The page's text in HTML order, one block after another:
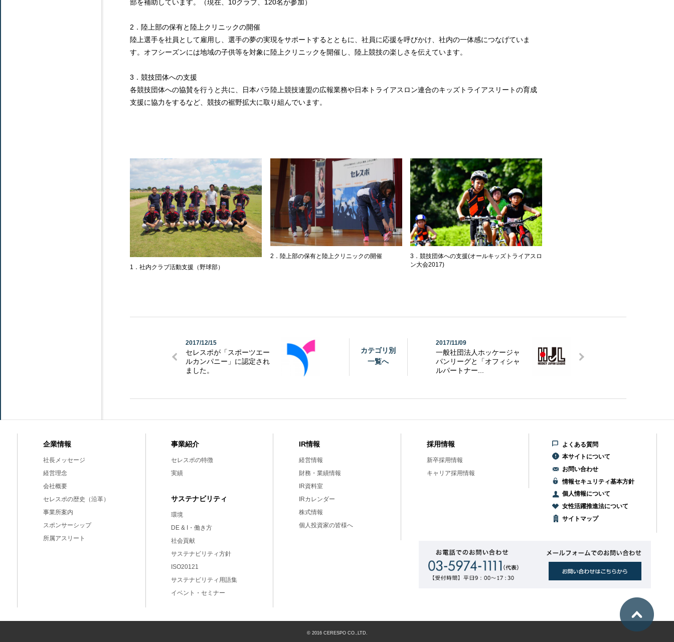
部を補助しています。（現在、10クラブ、120名が参加）
2．陸上部の保有と陸上クリニックの開催
陸上選手を社員として雇用し、選手の夢の実現をサポートするとともに、社員に応援を呼びかけ、社内の一体感につなげていま
す。オフシーズンには地域の子供等を対象に陸上クリニックを開催し、陸上競技の楽しさを伝えています。
3．競技団体への支援
各競技団体への協賛を行うと共に、日本パラ陸上競技連盟の広報業務や日本トライアスロン連合のキッズトライアスリートの育成
支援に協力をするなど、競技の裾野拡大に取り組んでいます。
1．社内クラブ活動支援（野球部）
2．陸上部の保有と陸上クリニックの開催
3．競技団体への支援(オールキッズトライアスロ
ン大会2017)
2017/12/15
セレスポが「スポーツエー
ルカンパニー」に認定され
ました。
カテゴリ別
一覧へ
2017/11/09
一般社団法人ホッケージャ
パンリーグと「オフィシャ
ルパートナー...
企業情報
社長メッセージ
経営理念
会社概要
セレスポの歴史（沿革）
事業所案内
スポンサーシップ
所属アスリート
事業紹介
セレスポの特徴
実績
サステナビリティ
環境
DE & I・働き方
社会貢献
サステナビリティ方針
ISO20121
サステナビリティ用語集
イベント・セミナー
IR情報
経営情報
財務・業績情報
IR資料室
IRカレンダー
株式情報
個人投資家の皆様へ
採用情報
新卒採用情報
キャリア採用情報
よくある質問
本サイトについて
お問い合わせ
情報セキュリティ基本方針
個人情報について
女性活躍推進法について
サイトマップ
© 2016 CERESPO CO.,LTD.